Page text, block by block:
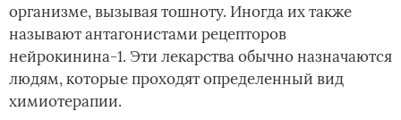
организме, вызывая тошноту. Иногда их также
называют антагонистами рецепторов
нейрокинина-1. Эти лекарства обычно назначаются
людям, которые проходят определенный вид
химиотерапии.